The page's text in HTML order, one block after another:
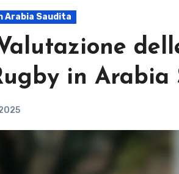
Arabia Saudita
in Arabia